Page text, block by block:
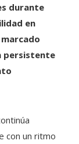
durante
en
persistente
con un ritmo